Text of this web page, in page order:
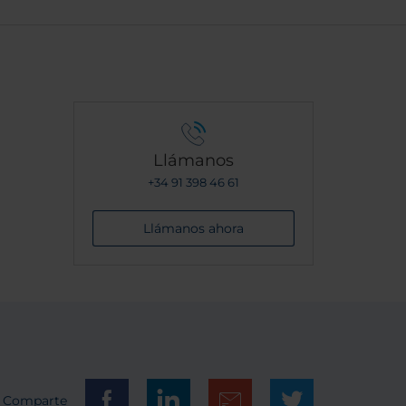
Llámanos
+34 91 398 46 61
Llámanos ahora
Comparte